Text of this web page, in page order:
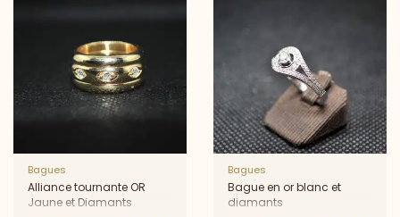
Bagues
Alliance tournante OR
Jaune et Diamants
Bagues
Bague en or blanc et
diamants